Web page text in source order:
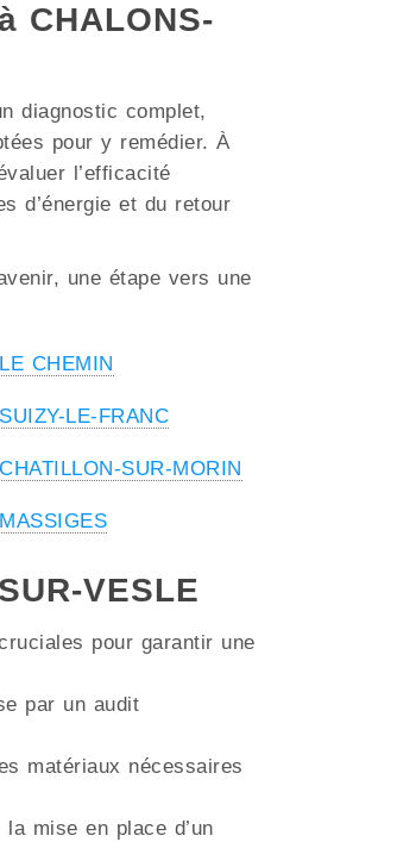
CHALONS-
diagnostic complet,
pour y remédier. À
l’efficacité
d’énergie et du retour
une étape vers une
CHEMIN
LE-FRANC
SUR-MORIN
VESLE
pour garantir une
par un audit
matériaux nécessaires
mise en place d’un